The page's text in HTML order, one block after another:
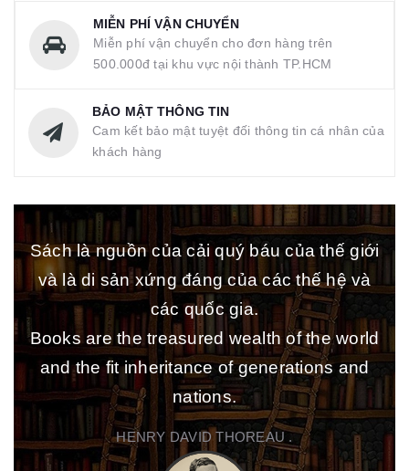
MIỄN PHÍ VẬN CHUYỂN
Miễn phí vận chuyển cho đơn hàng trên
500.000đ tại khu vực nội thành TP.HCM
BẢO MẬT THÔNG TIN
Cam kết bảo mật tuyệt đối thông tin cá nhân của
khách hàng
Sách là nguồn của cải quý báu của thế giới
và là di sản xứng đáng của các thế hệ và
các quốc gia.
Books are the treasured wealth of the world
and the fit inheritance of generations and
nations.
HENRY DAVID THOREAU .